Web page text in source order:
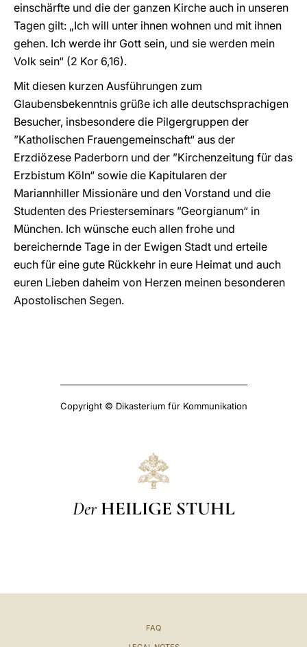
einschärfte und die der ganzen Kirche auch in unseren
Tagen gilt: „Ich will unter ihnen wohnen und mit ihnen
gehen. Ich werde ihr Gott sein, und sie werden mein
Volk sein“ (2 Kor 6,16).
Mit diesen kurzen Ausführungen zum
Glaubensbekenntnis grüße ich alle deutschsprachigen
Besucher, insbesondere die Pilgergruppen der
”Katholischen Frauengemeinschaft“ aus der
Erzdiözese Paderborn und der ”Kirchenzeitung für das
Erzbistum Köln“ sowie die Kapitularen der
Mariannhiller Missionäre und den Vorstand und die
Studenten des Priesterseminars ”Georgianum“ in
München. Ich wünsche euch allen frohe und
bereichernde Tage in der Ewigen Stadt und erteile
euch für eine gute Rückkehr in eure Heimat und auch
euren Lieben daheim von Herzen meinen besonderen
Apostolischen Segen.
Copyright © Dikasterium für Kommunikation
Der HEILIGE STUHL
FAQ